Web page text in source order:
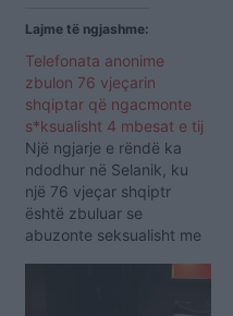
Lajme të ngjashme:
Telefonata anonime
zbulon 76 vjeçarin
shqiptar që ngacmonte
s*ksualisht 4 mbesat e tij
Një ngjarje e rëndë ka
ndodhur në Selanik, ku
një 76 vjeçar shqiptr
është zbuluar se
abuzonte seksualisht me